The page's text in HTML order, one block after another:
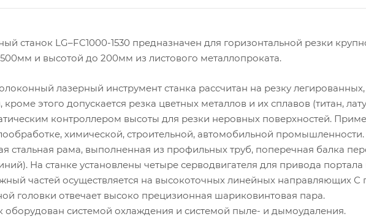
станок LG–FC1000-1530 предназначен для горизонтальной резки
и высотой до 200мм из листового металлопроката.
лазерный инструмент станка рассчитан на резку
кроме этого допускается резка цветных металлов и их сплавов (титан,
контроллером высоты для резки неровных поверхностей.
химической, строительной, автомобильной промышленности.
стальная рама, выполненная из профильных труб, поперечная балка
На станке установлены четыре серводвигателя для привода
частей осуществляется на высокоточных линейных направляющих
головки отвечает высоко прецизионная шариковинтовая пара.
оборудован системой охлаждения и системой пыле- и дымоудаления.